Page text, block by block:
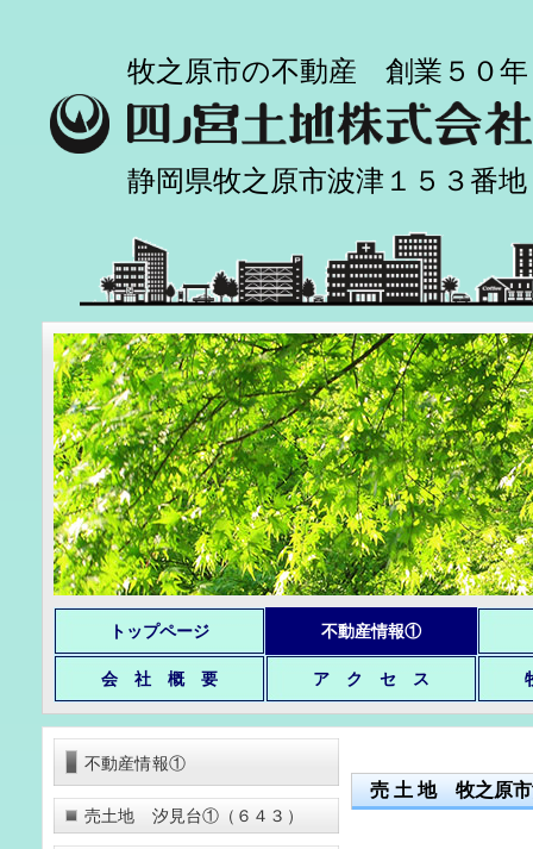
牧之原市の不動産 創業５０年
静岡県牧之原市波津１５３番地
トップページ 不動産情報①
会 社 概 要 ア ク セ ス
売 土 地 牧之原
不動産情報①
売土地 汐見台①（６４３）